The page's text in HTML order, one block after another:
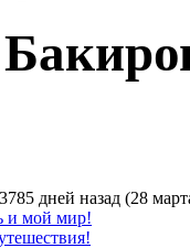
3785 дней назад (28
и мой мир!